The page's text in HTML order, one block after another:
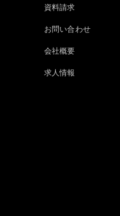
資料請求
お問い合わせ
会社概要
求人情報